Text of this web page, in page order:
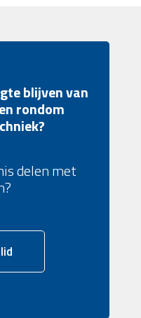
blijven van
rondom
delen met